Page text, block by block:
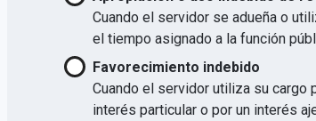
Cuando el servidor se adueña o
el tiempo asignado a la función
Favorecimiento indebido
Cuando el servidor utiliza su cargo
interés particular o por un interés